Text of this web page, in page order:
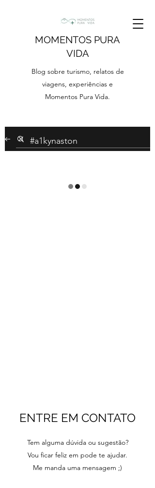
MOMENTOS PURA
VIDA
Blog sobre turismo, relatos de
viagens, experiências e
Momentos Pura Vida.
ENTRE EM CONTATO
Tem alguma dúvida ou sugestão?
Vou ficar feliz em pode te ajudar.
Me manda uma mensagem ;)